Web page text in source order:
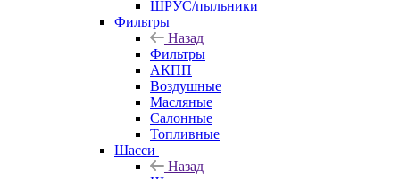
ШРУС/пыльники
Фильтры
Назад
Фильтры
АКПП
Воздушные
Масляные
Салонные
Топливные
Шасси
Назад